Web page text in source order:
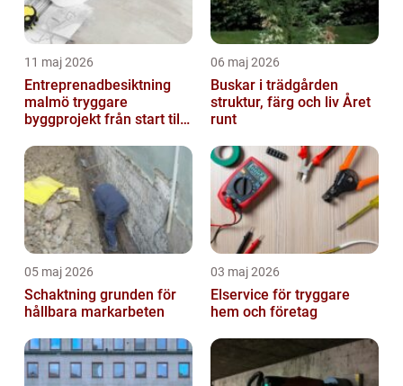
11 maj 2026
Entreprenadbesiktning
malmö tryggare
byggprojekt från start till
06 maj 2026
Buskar i trädgården
struktur, färg och liv Året
runt
05 maj 2026
Schaktning grunden för
hållbara markarbeten
03 maj 2026
Elservice för tryggare
hem och företag